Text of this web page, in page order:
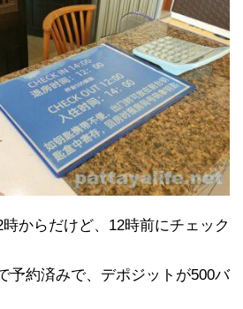
からだけど、12時前にチェック
予約済みで、デポジットが500バ